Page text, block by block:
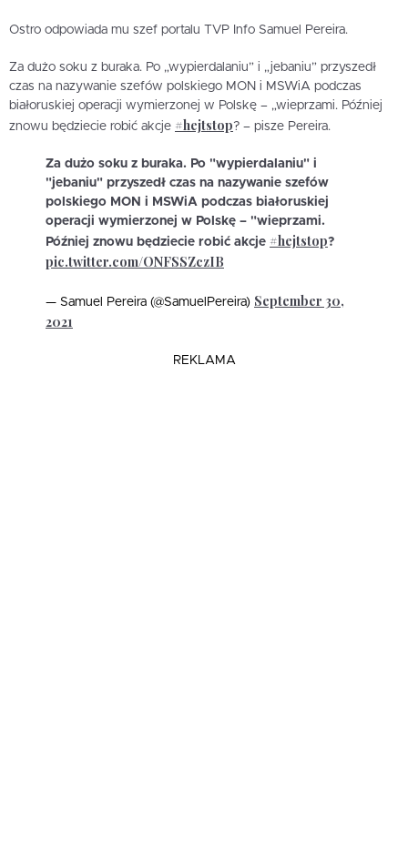
Ostro odpowiada mu szef portalu TVP Info Samuel Pereira.
Za dużo soku z buraka. Po „wypierdalaniu” i „jebaniu” przyszedł
czas na nazywanie szefów polskiego MON i MSWiA podczas
białoruskiej operacji wymierzonej w Polskę – „wieprzami. Później
znowu będziecie robić akcje #hejtstop? – pisze Pereira.
Za dużo soku z buraka. Po "wypierdalaniu" i
"jebaniu" przyszedł czas na nazywanie szefów
polskiego MON i MSWiA podczas białoruskiej
operacji wymierzonej w Polskę – "wieprzami.
Później znowu będziecie robić akcje #hejtstop?
pic.twitter.com/ONFSSZczIB
— Samuel Pereira (@SamuelPereira) September 30,
2021
REKLAMA